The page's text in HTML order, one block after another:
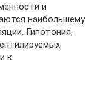
и
наибольшему
Гипотония,
к